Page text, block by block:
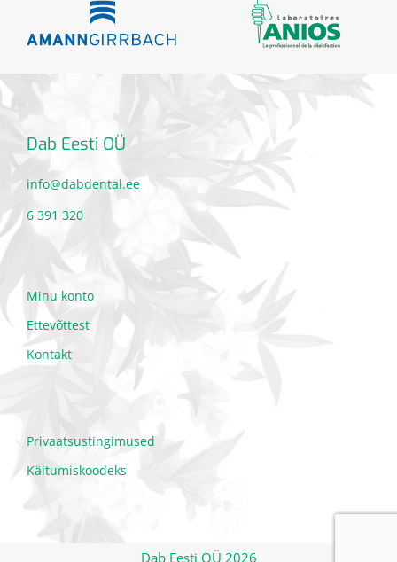
Dab Eesti OÜ
info@dabdental.ee
6 391 320
Minu konto
Ettevõttest
Kontakt
Privaatsustingimused
Käitumiskoodeks
Dab Eesti OÜ 2026